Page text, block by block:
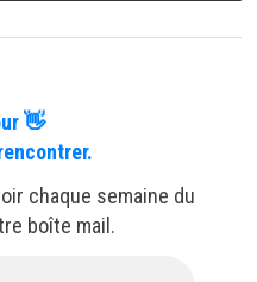
👋
chaque semaine du
boîte mail.